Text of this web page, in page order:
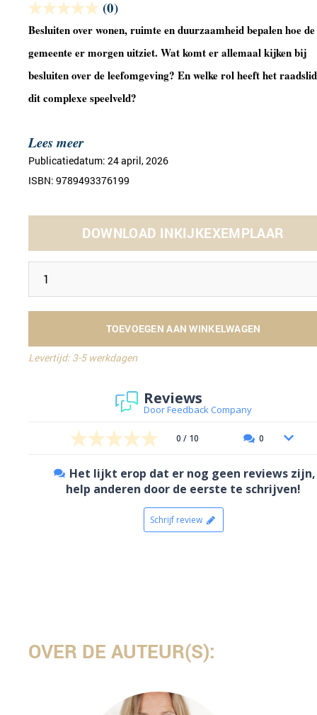
(0)
Besluiten over wonen, ruimte en duurzaamheid bepalen hoe de
gemeente er morgen uitziet. Wat komt er allemaal kijken bij
besluiten over de leefomgeving? En welke rol heeft het
dit complexe speelveld?
Lees meer
Publicatiedatum: 24 april, 2026
ISBN: 9789493376199
DOWNLOAD INKIJKEXEMPLAAR
TOEVOEGEN AAN WINKELWAGEN
Levertijd: 3-5 werkdagen
Reviews
Door Feedback Company
0 / 10 0
Het lijkt erop dat er nog geen reviews zijn,
help anderen door de eerste te schrijven!
Schrijf review
OVER DE AUTEUR(S):